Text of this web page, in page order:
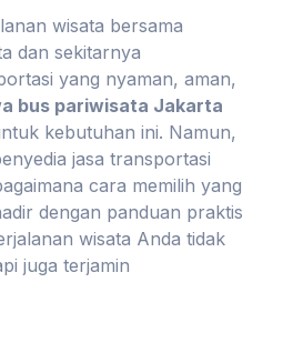
wisata bersama
dan sekitarnya
yang nyaman, aman,
bus pariwisata Jakarta
kebutuhan ini. Namun,
jasa transportasi
cara memilih yang
dengan panduan praktis
wisata Anda tidak
juga terjamin